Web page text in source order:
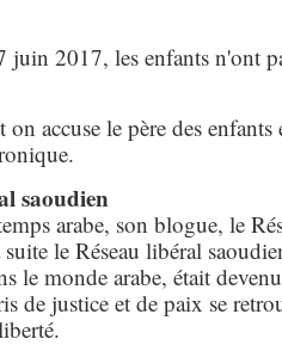
juin 2017, les enfants n'ont
accuse le père des
saoudien
arabe, son blogue, le
le Réseau libéral
le monde arabe, était
de justice et de paix se